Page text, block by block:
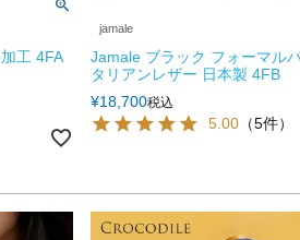
工 4FA
jamale
Jamale ブラック フォーマル
タリアンレザー 日本製 4FB
¥18,700税込
5.00 （5件）